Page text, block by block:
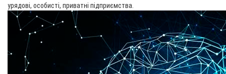
урядові, особисті, приватні підприємства.